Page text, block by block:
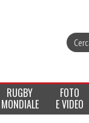
RUGBY
MONDIALE
FOTO
E VIDEO